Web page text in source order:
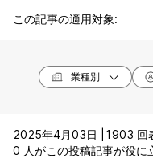
この記事の適用対象:
業種別
2025年4月03日 |
1903 回
0 人がこの投稿記事が役に